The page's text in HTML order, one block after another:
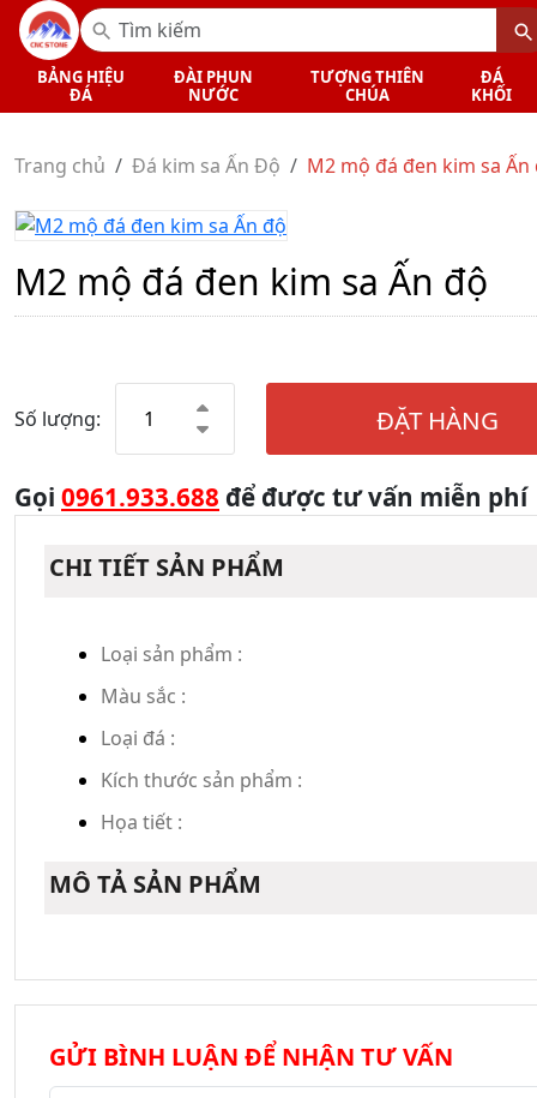
BẢNG HIỆU
ĐÁ
ĐÀI PHUN
NƯỚC
TƯỢNG THIÊN
CHÚA
ĐÁ
KHỐI
Trang chủ Đá kim sa Ấn Độ M2 mộ đá đen kim sa Ấn
M2 mộ đá đen kim sa Ấn độ
Số lượng: ĐẶT HÀNG
Gọi 0961.933.688 để được tư vấn miễn phí
CHI TIẾT SẢN PHẨM
Loại sản phẩm :
Màu sắc :
Loại đá :
Kích thước sản phẩm :
Họa tiết :
MÔ TẢ SẢN PHẨM
GỬI BÌNH LUẬN ĐỂ NHẬN TƯ VẤN